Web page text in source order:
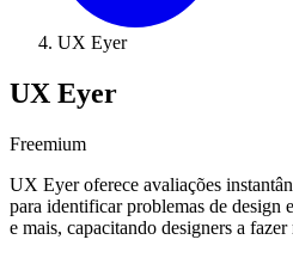
UX Eyer
UX Eyer
Freemium
UX Eyer oferece avaliações
para identificar problemas de design
e mais, capacitando designers a